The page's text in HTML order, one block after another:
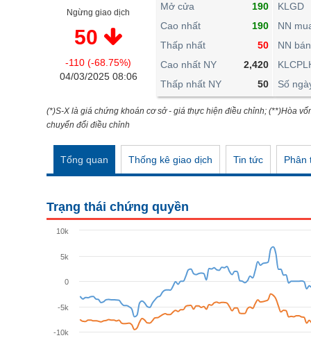
Ngừng giao dịch
50
-110 (-68.75%)
04/03/2025 08:06
Mở cửa
190
Cao nhất
190
Thấp nhất
50
Cao nhất NY
2,420
Thấp nhất NY
50
KLGD
NN
NN bán
Số
(*)S-X là giá chứng khoán cơ sở - giá thực hiện điều chỉnh; (**)Hòa
chuyển đổi điều chỉnh
Tổng quan Thống kê giao dịch Tin tức Phân
Trạng thái chứng quyền
-10k
-5k
0
5k
10k
KINH TẾ
THẾ GIỚI
ĐÔNG DƯƠNG
PHÂN TÍCH
VS-SECTOR
NGUYÊN VẬT LIỆU
TIÊU DÙNG KHÔNG THIẾT YẾU
TIÊU DÙNG THIẾT YẾU
CHĂM SÓC SỨC KHỎE